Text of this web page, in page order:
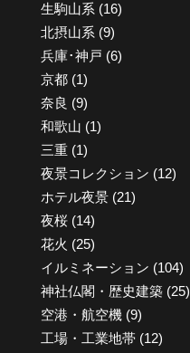
生駒山系 (16)
北摂山系 (9)
兵庫･神戸 (6)
京都 (1)
奈良 (9)
和歌山 (1)
三重 (1)
夜景コレクション (12)
ホテル夜景 (21)
夜桜 (14)
花火 (25)
イルミネーション (104)
神社仏閣・歴史建築 (25)
空港・航空機 (9)
工場・工業地帯 (12)